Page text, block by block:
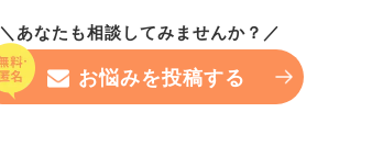
ま申し込んでみても大丈夫なの
か…。 専門家の方の率直な意見
を聞きたいです。
す。 自己資金は400万円ほどし
かなく、任意売却を視野に入れ
た方が良いのか悩んでいます。
万円と説明を受けました。 売
却を急ぐつもりはなかったので
すが、買い替え先が出てきたこ
とで流れが早まりました。 仲
動産会社からも「このエリアは
音の問題で価格が伸びにくい」
と言われており、想定より200
＼あなたも相談してみませんか？／
お悩みを投稿する